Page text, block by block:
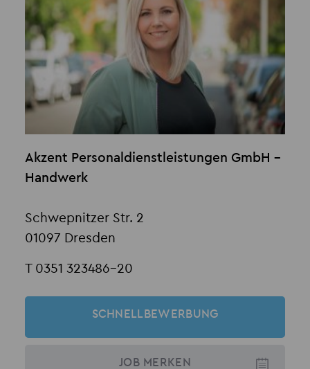
Akzent Personaldienstleistungen GmbH -
Handwerk
Schwepnitzer Str. 2
01097 Dresden
T 0351 323486-20
SCHNELLBEWERBUNG
JOB MERKEN